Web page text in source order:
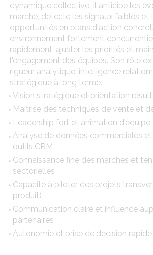
dynamique collective. Il anticipe les
marché, détecte les signaux faibles et
opportunités en plans d'action
environnement fortement
rapidement, ajuster les priorités et
l'engagement des équipes. Son rôle
rigueur analytique, intelligence
stratégique à long terme.
Vision stratégique et orientation
Maîtrise des techniques de vente et
Leadership fort et animation d'équipe
Analyse de données commerciales
outils CRM
Connaissance fine des marchés et
sectorielles
Capacité à piloter des projets
produit)
Communication claire et influence
partenaires
Autonomie et prise de décision rapide